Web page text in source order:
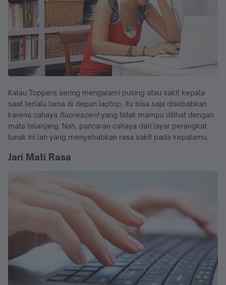
Kalau Toppers sering mengalami pusing atau sakit kepala
saat terlalu lama di depan laptop, itu bisa saja disebabkan
karena cahaya fluorescentyang tidak mampu dilihat dengan
mata telanjang. Nah, pancaran cahaya dari layar perangkat
lunak ini lah yang menyebabkan rasa sakit pada kepalamu.
Jari Mati Rasa